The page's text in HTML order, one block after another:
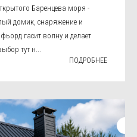
Баренцева моря -
домик, снаряжение и
гасит волну и делает
тут н...
ПОДРОБНЕЕ